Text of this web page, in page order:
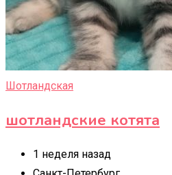
Шотландская
шотландские котята
1 неделя назад